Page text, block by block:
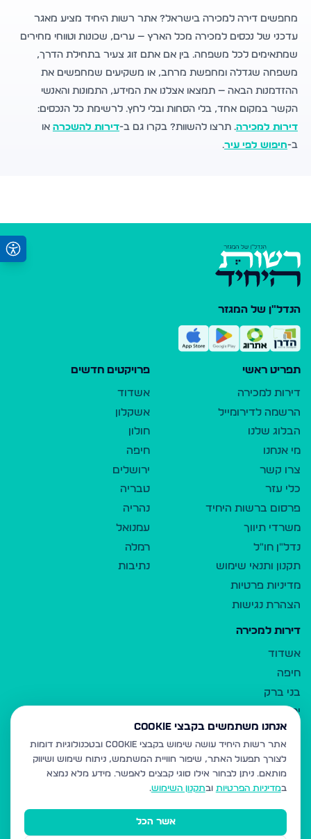
מחפשים דירה למכירה בישראל? אתר רשות היחיד מציע מאגר
עדכני של נכסים למכירה מכל הארץ — ערים, שכונות וטווחי מחירים
שמתאימים לכל משפחה. בין אם אתם זוג צעיר בתחילת הדרך,
משפחה שגדלה ומחפשת מרחב, או משקיעים שמחפשים את
ההזדמנות הבאה — תמצאו אצלנו את המידע, התמונות והאנשי
הקשר במקום אחד, בלי הסחות ובלי לחץ. לרשימת כל הנכסים:
דירות למכירה. תרצו להשוות? בקרו גם ב-דירות להשכרה או
ב-חיפוש לפי עיר.
הנדל"ן של המגזר
תפריט ראשי
דירות למכירה
הרשמה לדירומייל
הבלוג שלנו
מי אנחנו
צרו קשר
כלי עזר
פרסום ברשות היחיד
משרדי תיווך
נדל"ן חו"ל
תקנון ותנאי שימוש
מדיניות פרטיות
הצהרת נגישות
פרויקטים חדשים
אשדוד
אשקלון
חולון
חיפה
ירושלים
טבריה
נהריה
עמנואל
רמלה
נתיבות
דירות למכירה
אשדוד
חיפה
בני ברק
ירושלים
אלעד
גבעת זאב
בית שמש
רכסים
מודיעין עילית
אנחנו משתמשים בקבצי Cookie
אתר רשות היחיד עושה שימוש בקבצי Cookie ובטכנולוגיות דומות
לצורך תפעול האתר, שיפור חוויית המשתמש, ניתוח שימוש ושיווק
מותאם. ניתן לבחור אילו סוגי קבצים לאפשר. מידע מלא נמצא
במדיניות הפרטיות ובתקנון השימוש.
אשר הכל